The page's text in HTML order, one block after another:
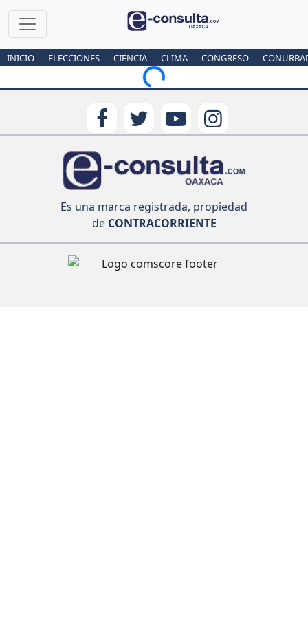
INICIO ELECCIONES CIENCIA CLIMA CONGRESO
Loading...
Es una marca registrada, propiedad
deCONTRACORRIENTE